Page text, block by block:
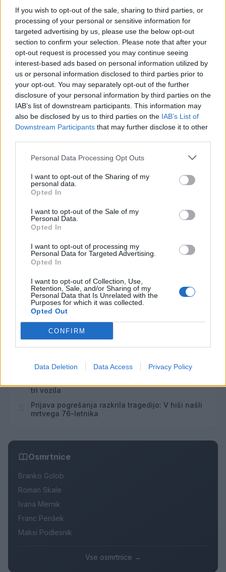
If you wish to opt-out of the sale, sharing to third parties, or
processing of your personal or sensitive information for
targeted advertising by us, please use the below opt-out
section to confirm your selection. Please note that after your
opt-out request is processed you may continue seeing
interest-based ads based on personal information utilized by
us or personal information disclosed to third parties prior to
your opt-out. You may separately opt-out of the further
disclosure of your personal information by third parties on the
IAB’s list of downstream participants. This information may
also be disclosed by us to third parties on the IAB’s List of
Downstream Participants that may further disclose it to other
Personal Data Processing Opt Outs
I want to opt-out of the Sharing of my
personal data.
Opted In
I want to opt-out of the Sale of my
Personal Data.
Opted In
I want to opt-out of processing my
Personal Data for Targeted Advertising.
Opted In
I want to opt-out of Collection, Use,
Retention, Sale, and/or Sharing of my
Personal Data that Is Unrelated with the
Purposes for which it was collected.
Opted Out
CONFIRM
Data Deletion Data Access Privacy Policy
Opozorilo:Po 297. členu Kazenskega zakonika je
posameznik kazensko odgovoren za javno spodbujanje
sovraštva, nasilja ali nestrpnosti. Komentarji z žaljivimi,
rasističnimi, diskriminatornimi ali nezakonitimi vsebinami
bodo odstranjeni. Pravila komentiranja →
Failed to fetch
Prihajajoči dogodki
8
Poletni bolšji sejem
08:00
AVG Spider-Man: Nov dan
AVG
8
Fuj, gosenica!
10:00
AVG
8
Backrooms: Brez izhoda
21:00
Vsi dogodki →
Najbolj brano
Pretep v gostinskem lokalu v Velenju: 46-letnik
moškega udaril s steklenico in ga zabodel
2
(VIDEO) "Mislil sem, da je konec": Lastnik
Korošico po pristanku
4
tri vozila
Prijava pogrešanja razkrila tragedijo: V hiši našli
mrtvega 76-letnika
Osmrtnice
Branko Golob
Roman Skale
Ivana Mernik
Franc Penšek
Maksi Podlesnik
Vse osmrtnice →